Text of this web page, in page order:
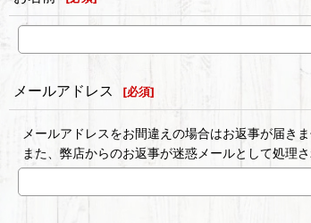
メールアドレス [必須]
メールアドレスをお間違えの場合はお返事が届き
また、弊店からのお返事が迷惑メールとして処理